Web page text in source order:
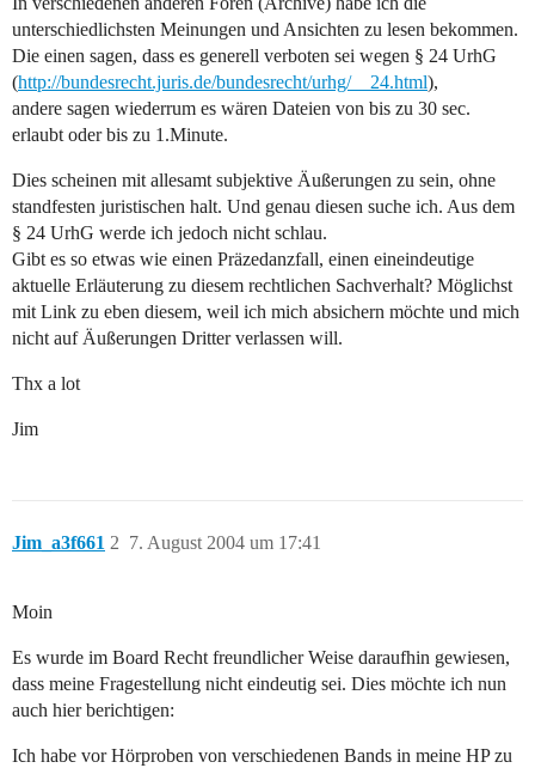
unterschiedlichsten Meinungen und Ansichten zu lesen bekommen.
Die einen sagen, dass es generell verboten sei wegen § 24 UrhG
(http://bundesrecht.juris.de/bundesrecht/urhg/__24.html),
andere sagen wiederrum es wären Dateien von bis zu 30 sec.
erlaubt oder bis zu 1.Minute.
Dies scheinen mit allesamt subjektive Äußerungen zu sein, ohne
standfesten juristischen halt. Und genau diesen suche ich. Aus dem
§ 24 UrhG werde ich jedoch nicht schlau.
Gibt es so etwas wie einen Präzedanzfall, einen eineindeutige
aktuelle Erläuterung zu diesem rechtlichen Sachverhalt? Möglichst
mit Link zu eben diesem, weil ich mich absichern möchte und mich
nicht auf Äußerungen Dritter verlassen will.
Thx a lot
Jim
Jim_a3f661 7. August 2004 um 17:41
2
Moin
Es wurde im Board Recht freundlicher Weise daraufhin gewiesen,
dass meine Fragestellung nicht eindeutig sei. Dies möchte ich nun
auch hier berichtigen:
Ich habe vor Hörproben von verschiedenen Bands in meine HP zu